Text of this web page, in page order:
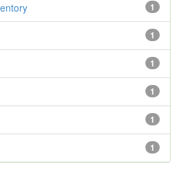
1
1
1
1
1
1